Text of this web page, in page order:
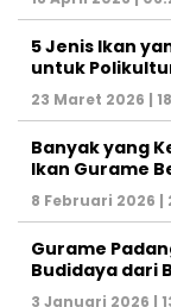
5 Jenis Ikan
untuk
23 Maret 2026 |
Banyak yang
Ikan Gurame
8 Februari 2026 |
Gurame
Budidaya dari
3 Januari 2026 |